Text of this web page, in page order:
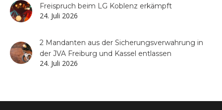
Freispruch beim LG Koblenz erkämpft
24. Juli 2026
2 Mandanten aus der Sicherungsverwahrung in
der JVA Freiburg und Kassel entlassen
24. Juli 2026